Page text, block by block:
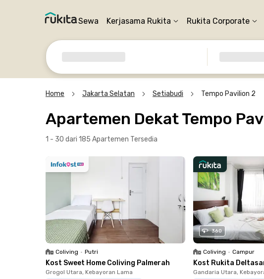
Sewa Kerjasama Rukita Rukita Corporate
Home Jakarta Selatan Setiabudi Tempo Pavilion 2
Apartemen Dekat Tempo
1 - 30 dari 185 Apartemen Tersedia
Coliving • Putri
Kost Sweet Home Coliving Palmerah
Grogol Utara, Kebayoran Lama
360
Coliving • Campur
Kost Rukita
Gandaria Utara,